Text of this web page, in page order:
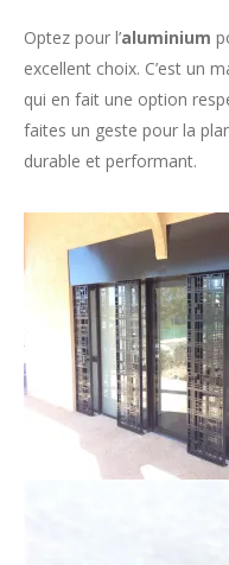
Optez pour l’aluminium
excellent choix. C’est un
qui en fait une option
faites un geste pour la
durable et performant.